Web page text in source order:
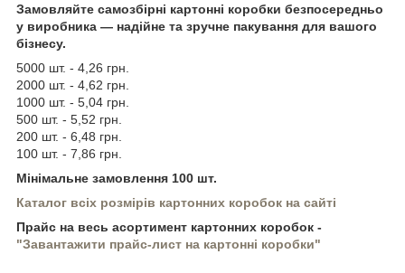
Замовляйте самозбірні картонні коробки безпосередньо
у виробника — надійне та зручне пакування для вашого
бізнесу.
5000 шт. - 4,26 грн.
2000 шт. - 4,62 грн.
1000 шт. - 5,04 грн.
500 шт. - 5,52 грн.
200 шт. - 6,48 грн.
100 шт. - 7,86 грн.
Мінімальне замовлення 100 шт.
Каталог всіх розмірів картонних коробок на сайті
Прайс на весь асортимент картонних коробок -
"Завантажити прайс-лист на картонні коробки"